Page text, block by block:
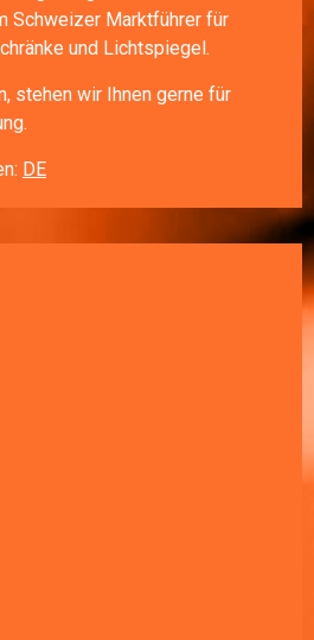
Schweizer Marktführer für
und Lichtspiegel.
stehen wir Ihnen gerne für
DE